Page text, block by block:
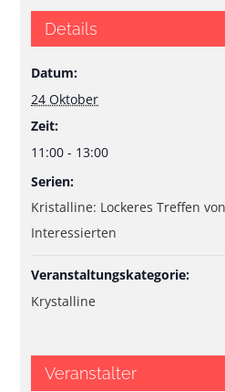
Details
Datum:
24 Oktober
Zeit:
11:00 - 13:00
Serien:
Kristalline: Lockeres Treffen
Interessierten
Veranstaltungskategorie:
Krystalline
Veranstalter